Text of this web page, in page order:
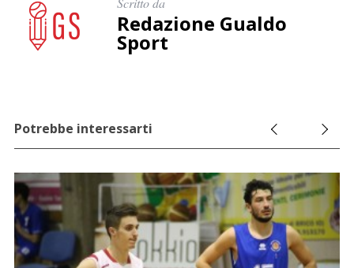
Redazione Gualdo
Sport
Potrebbe interessarti